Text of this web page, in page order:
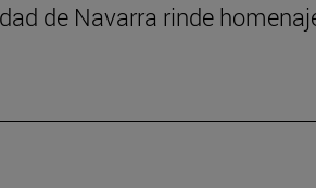
de Navarra rinde